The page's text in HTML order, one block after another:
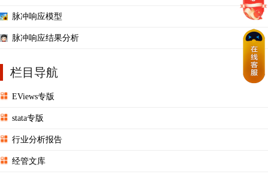
脉冲响应模型
脉冲响应结果分析
栏目导航
EViews专版
stata专版
行业分析报告
经管文库